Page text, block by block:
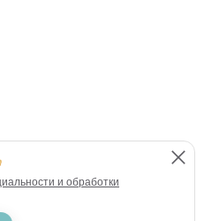
и обработки